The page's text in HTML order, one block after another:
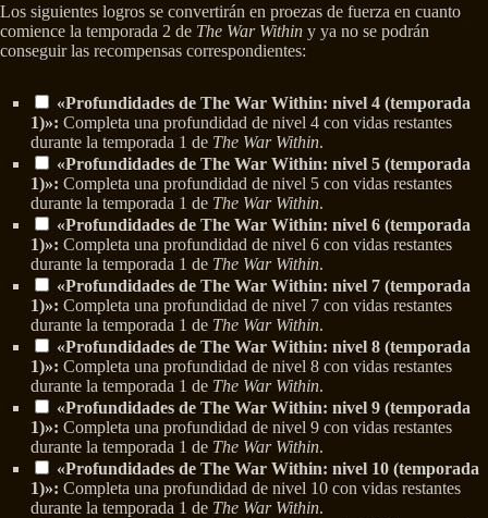
Los siguientes logros se convertirán en proezas de fuerza en cuanto
comience la temporada 2 de The War Within y ya no se podrán
conseguir las recompensas correspondientes:
«Profundidades de The War Within: nivel 4 (temporada
1)»: Completa una profundidad de nivel 4 con vidas restantes
durante la temporada 1 de The War Within.
«Profundidades de The War Within: nivel 5 (temporada
1)»: Completa una profundidad de nivel 5 con vidas restantes
durante la temporada 1 de The War Within.
«Profundidades de The War Within: nivel 6 (temporada
1)»: Completa una profundidad de nivel 6 con vidas restantes
durante la temporada 1 de The War Within.
«Profundidades de The War Within: nivel 7 (temporada
1)»: Completa una profundidad de nivel 7 con vidas restantes
durante la temporada 1 de The War Within.
«Profundidades de The War Within: nivel 8 (temporada
1)»: Completa una profundidad de nivel 8 con vidas restantes
durante la temporada 1 de The War Within.
«Profundidades de The War Within: nivel 9 (temporada
1)»: Completa una profundidad de nivel 9 con vidas restantes
durante la temporada 1 de The War Within.
«Profundidades de The War Within: nivel 10 (temporada
1)»: Completa una profundidad de nivel 10 con vidas restantes
durante la temporada 1 de The War Within.